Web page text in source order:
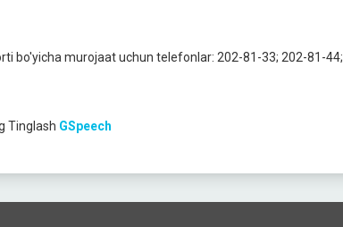
bo'yicha murojaat uchun telefonlar: 202-81-33; 202-81-44;
Tinglash GSpeech